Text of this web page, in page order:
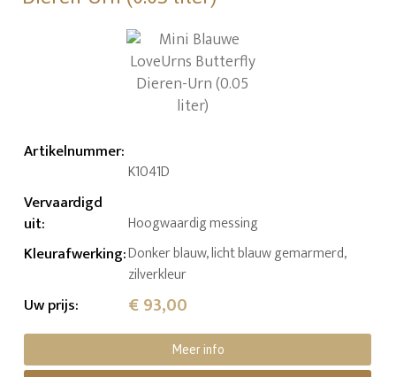
Artikelnummer:
K1041D
Vervaardigd
uit: Hoogwaardig messing
Kleurafwerking:Donker blauw, licht blauw gemarmerd,
zilverkleur
Uw prijs: € 93,00
Meer info